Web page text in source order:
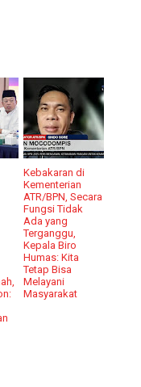
Kebakaran di
Kementerian
ATR/BPN, Secara
Fungsi Tidak
Ada yang
Terganggu,
Kepala Biro
Humas: Kita
Tetap Bisa
Melayani
Masyarakat